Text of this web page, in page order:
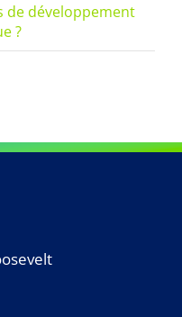
de développement
?